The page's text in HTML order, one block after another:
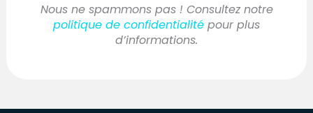
Nous ne spammons pas ! Consultez notre
politique de confidentialité pour plus
d’informations.